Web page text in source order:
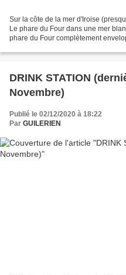
Sur la côte de la mer d'Iroise
Le phare du Four dans une mer
phare du Four complètement
DRINK STATION (dernière semaine de
Novembre)
Publié le 02/12/2020 à 18:22
Par GUILERIEN